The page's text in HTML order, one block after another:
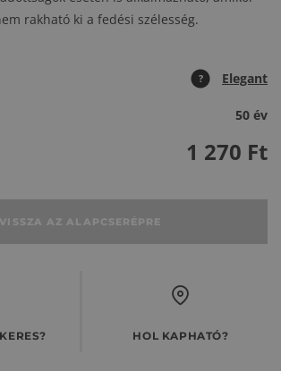
rakható ki a fedési szélesség.
? Elegant
50 év
1 270 Ft
VISSZA AZ ALAPCSERÉPRE
HOL KAPHATÓ?